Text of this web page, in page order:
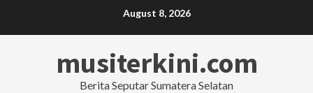
August 8, 2026
musiterkini.com
Berita Seputar Sumatera Selatan